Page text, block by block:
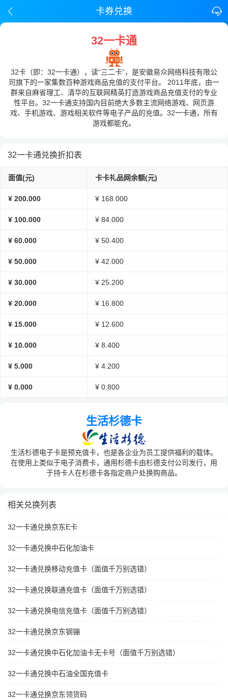
卡券兑换
32一卡通
32卡（即：32一卡通），读“三二卡”，是安徽易众网络科技有限公
司旗下的一家集数百种游戏商品充值的支付平台。 2011年底，由一
群来自麻省理工、清华的互联网精英打造游戏商品充值支付的专业
性平台。32一卡通支持国内目前绝大多数主流网络游戏、网页游
戏、手机游戏、游戏相关软件等电子产品的充值。32一卡通，所有
游戏都能充。
32一卡通兑换折扣表
面值(元) 卡卡礼品网余额(元)
¥ 200.000 ¥ 168.000
¥ 100.000 ¥ 84.000
¥ 60.000 ¥ 50.400
¥ 50.000 ¥ 42.000
¥ 30.000 ¥ 25.200
¥ 20.000 ¥ 16.800
¥ 15.000 ¥ 12.600
¥ 10.000 ¥ 8.400
¥ 5.000 ¥ 4.200
¥ 0.000 ¥ 0.800
生活杉德卡
生活杉德电子卡是预充值卡，也是各企业为员工提供福利的载体。
在使用上类似于电子消费卡，通用杉德卡由杉德支付公司发行，用
于持卡人在杉德卡各指定商户处换购商品。
相关兑换列表
32一卡通兑换京东E卡
32一卡通兑换中石化加油卡
32一卡通兑换移动充值卡（面值千万别选错）
32一卡通兑换联通充值卡（面值千万别选错）
32一卡通兑换电信充值卡（面值千万别选错）
32一卡通兑换京东钢镚
32一卡通兑换中石化加油卡无卡号（面值千万别选错）
32一卡通兑换中石油全国充值卡
32一卡通兑换京东领货码